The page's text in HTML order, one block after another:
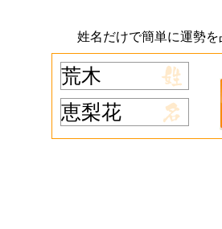
姓名だけで簡単に運勢を